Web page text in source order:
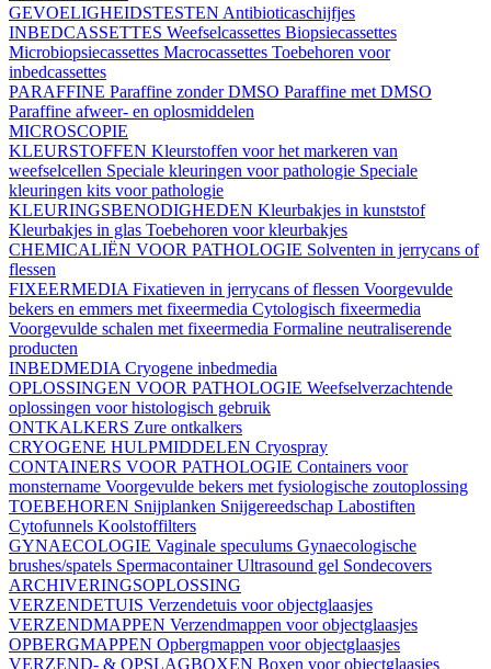
GEVOELIGHEIDSTESTEN Antibioticaschijfjes
INBEDCASSETTES Weefselcassettes Biopsiecassettes
Microbiopsiecassettes Macrocassettes Toebehoren voor
inbedcassettes
PARAFFINE Paraffine zonder DMSO Paraffine met DMSO
Paraffine afweer- en oplosmiddelen
MICROSCOPIE
KLEURSTOFFEN Kleurstoffen voor het markeren van
weefselcellen Speciale kleuringen voor pathologie Speciale
kleuringen kits voor pathologie
KLEURINGSBENODIGHEDEN Kleurbakjes in kunststof
Kleurbakjes in glas Toebehoren voor kleurbakjes
CHEMICALIËN VOOR PATHOLOGIE Solventen in jerrycans of
flessen
FIXEERMEDIA Fixatieven in jerrycans of flessen Voorgevulde
bekers en emmers met fixeermedia Cytologisch fixeermedia
Voorgevulde schalen met fixeermedia Formaline neutraliserende
producten
INBEDMEDIA Cryogene inbedmedia
OPLOSSINGEN VOOR PATHOLOGIE Weefselverzachtende
oplossingen voor histologisch gebruik
ONTKALKERS Zure ontkalkers
CRYOGENE HULPMIDDELEN Cryospray
CONTAINERS VOOR PATHOLOGIE Containers voor
monstername Voorgevulde bekers met fysiologische zoutoplossing
TOEBEHOREN Snijplanken Snijgereedschap Labostiften
Cytofunnels Koolstoffilters
GYNAECOLOGIE Vaginale speculums Gynaecologische
brushes/spatels SpermacontainerUltrasound gel Sondecovers
ARCHIVERINGSOPLOSSING
VERZENDETUIS Verzendetuis voor objectglaasjes
VERZENDMAPPEN Verzendmappen voor objectglaasjes
OPBERGMAPPEN Opbergmappen voor objectglaasjes
VERZEND- & OPSLAGBOXEN Boxen voor objectglaasjes